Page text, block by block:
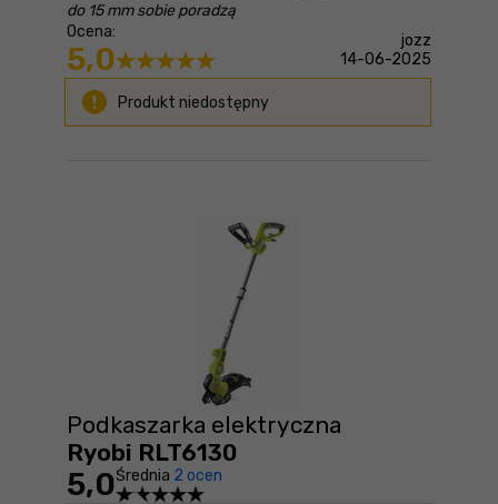
do 15 mm sobie poradzą
Ocena:
5,0
jozz
14-06-2025
Produkt niedostępny
Podkaszarka elektryczna
Ryobi RLT6130
5,0Średnia 2 ocen